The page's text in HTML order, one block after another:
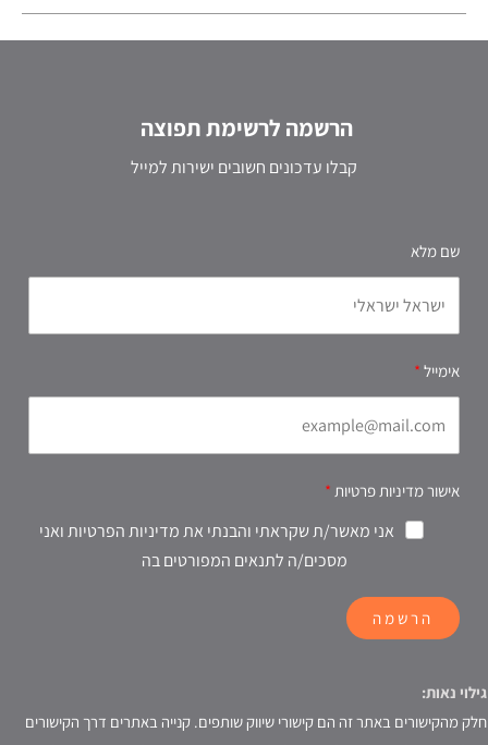
הרשמה לרשימת תפוצה
קבלו עדכונים חשובים ישירות למייל
שם מלא
אימייל
אישור מדיניות פרטיות
אני מאשר/ת שקראתי והבנתי את מדיניות הפרטיות ואני
מסכים/ה לתנאים המפורטים בה
הרשמה
גילוי נאות:
חלק מהקישורים באתר זה הם קישורי שיווק שותפים. קנייה באתרים דרך הקישורים